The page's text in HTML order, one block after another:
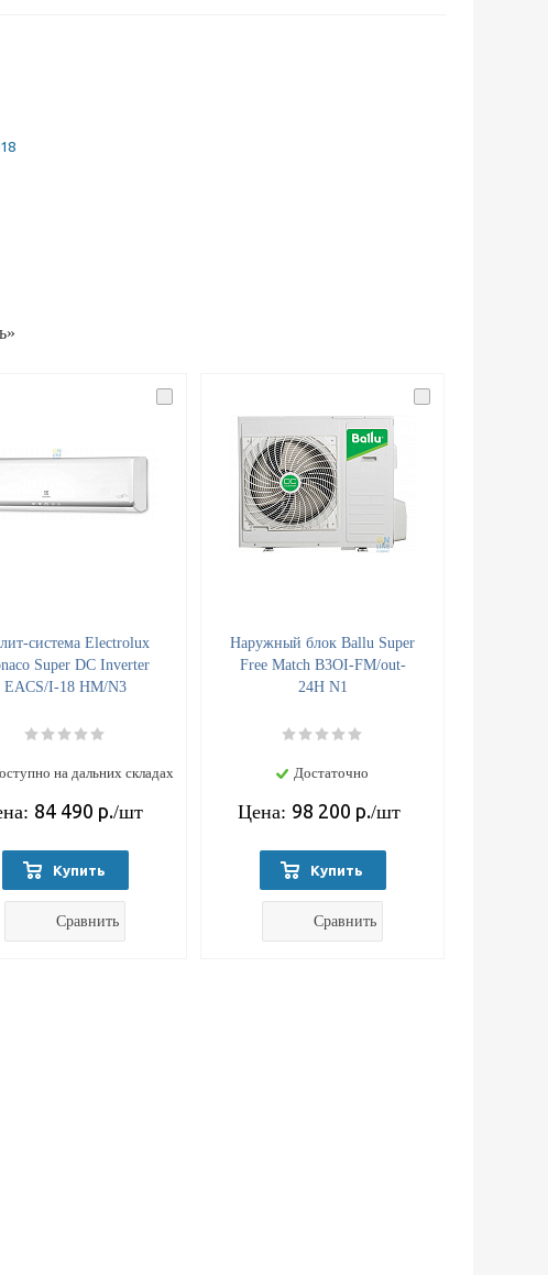
система Electrolux
Super DC Inverter
EACS/I-18 HM/N3
на дальних складах
84 490 р./шт
Купить
Сравнить
Наружный блок Ballu Super
Free Match B3OI-FM/out-
24H N1
Достаточно
Цена: 98 200 р./шт
Купить
Сравнить